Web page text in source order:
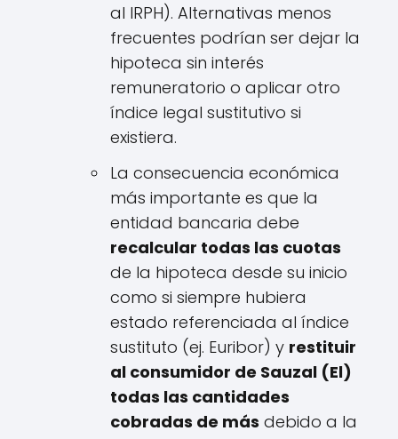
al IRPH). Alternativas menos
frecuentes podrían ser dejar la
hipoteca sin interés
remuneratorio o aplicar otro
índice legal sustitutivo si
existiera.
La consecuencia económica
más importante es que la
entidad bancaria debe
recalcular todas las cuotas
de la hipoteca desde su inicio
como si siempre hubiera
estado referenciada al índice
sustituto (ej. Euribor) y restituir
al consumidor de Sauzal (El)
todas las cantidades
cobradas de más debido a la